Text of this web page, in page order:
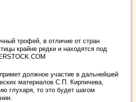
трофей, в отличие от стран
крайне редки и находятся под
должное участие в дальнейшей
материалов С.П. Кирпичева,
глухаря, то это будет шагом